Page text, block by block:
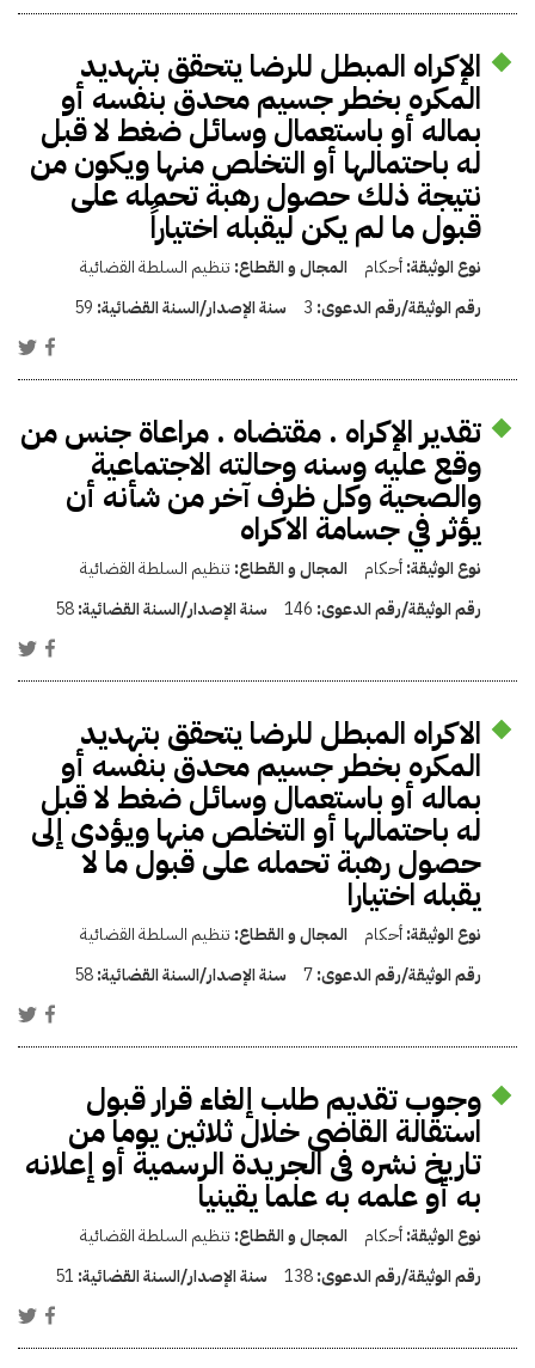
الإكراه المبطل للرضا يتحقق بتهديد
المكره بخطر جسيم محدق بنفسه أو
بماله أو باستعمال وسائل ضغط لا قبل
له باحتمالها أو التخلص منها ويكون من
نتيجة ذلك حصول رهبة تحمله على
قبول ما لم يكن ليقبله اختياراً
نوع الوثيقة:أحكام المجال و القطاع: تنظيم السلطة القضائية
رقم الوثيقة/رقم الدعوى: 3 سنة الإصدار/السنة القضائية: 59
تقدير الإكراه . مقتضاه . مراعاة جنس من
وقع عليه وسنه وحالته الاجتماعية
والصحية وكل ظرف آخر من شأنه أن
يؤثر في جسامة الاكراه
نوع الوثيقة:أحكام المجال و القطاع: تنظيم السلطة القضائية
رقم الوثيقة/رقم الدعوى: 146 سنة الإصدار/السنة القضائية:58
الاكراه المبطل للرضا يتحقق بتهديد
المكره بخطر جسيم محدق بنفسه أو
بماله أو باستعمال وسائل ضغط لا قبل
له باحتمالها أو التخلص منها ويؤدى إلى
حصول رهبة تحمله على قبول ما لا
يقبله اختيارا
نوع الوثيقة:أحكام المجال و القطاع: تنظيم السلطة القضائية
رقم الوثيقة/رقم الدعوى:7 سنة الإصدار/السنة القضائية:58
وجوب تقديم طلب إلغاء قرار قبول
استقالة القاضى خلال ثلاثين يوما من
تاريخ نشره فى الجريدة الرسمية أو إعلانه
به أو علمه به علما يقينيا
نوع الوثيقة:أحكام المجال و القطاع: تنظيم السلطة القضائية
رقم الوثيقة/رقم الدعوى:138 سنة الإصدار/السنة القضائية: 51